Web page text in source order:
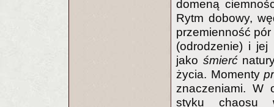
domeną
Rytm dobowy,
przemienność
(odrodzenie) i jej
jako śmierć
życia. Momenty
znaczeniami. W
styku chaosu